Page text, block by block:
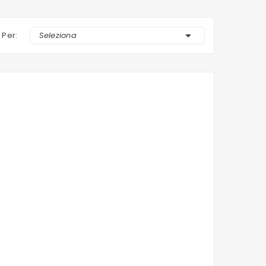
Seleziona 